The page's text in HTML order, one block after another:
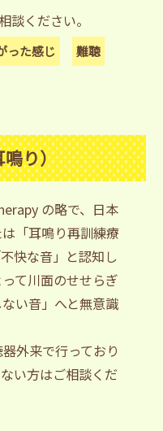
談ください。
った感じ 難聴
鳴り）
の略で、日本
「耳鳴り再訓練療
快な音」と認知し
て川面のせせらぎ
い音」へと無意識
外来で行っており
い方はご相談くだ